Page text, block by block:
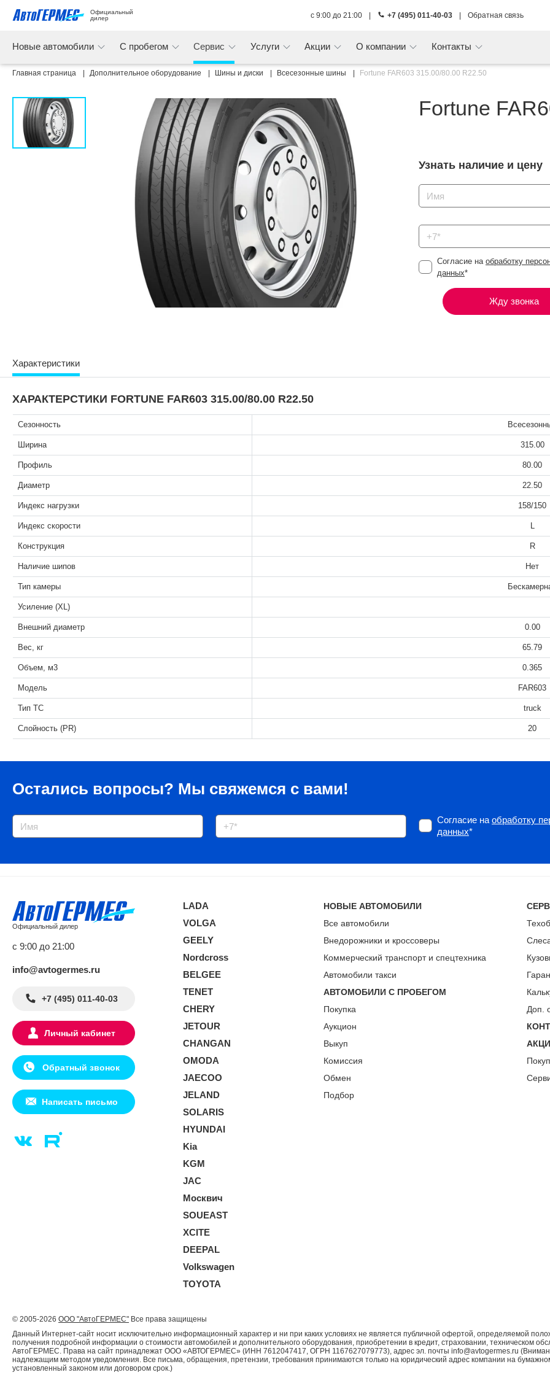
Официальный
дилер
с 9:00 до 21:00 +7 (495) 011-40-03 Обратная связь
Новые автомобили С пробегом Сервис Услуги Акции О компании Контакты
Главная страница Дополнительное оборудование Шины и диски Всесезонные шины Fortune FAR603 315.00/80.00 R22.50
Fortune
Узнать наличие и цену
Согласие на обработку
данных*
Жду звонка
Характеристики
ХАРАКТЕРСТИКИ FORTUNE FAR603 315.00/80.00 R22.50
Сезонность
Ширина 315.00
Профиль 80.00
Диаметр 22.50
Индекс нагрузки 158/150
Индекс скорости L
Конструкция R
Наличие шипов Нет
Тип камеры
Усиление (XL)
Внешний диаметр 0.00
Вес, кг 65.79
Объем, м3 0.365
Модель FAR603
Тип ТС truck
Слойность (PR) 20
Остались вопросы? Мы свяжемся с вами!
Согласие на обработку
данных*
Официальный дилер
с 9:00 до 21:00
info@avtogermes.ru
+7 (495) 011-40-03
Личный кабинет
Обратный звонок
Написать письмо
LADA
VOLGA
GEELY
Nordcross
BELGEE
TENET
CHERY
JETOUR
CHANGAN
OMODA
JAECOO
JELAND
SOLARIS
HYUNDAI
Kia
KGM
JAC
Москвич
SOUEAST
XCITE
DEEPAL
Volkswagen
TOYOTA
НОВЫЕ АВТОМОБИЛИ
Все автомобили
Внедорожники и кроссоверы
Коммерческий транспорт и спецтехника
Автомобили такси
АВТОМОБИЛИ С ПРОБЕГОМ
Покупка
Аукцион
Выкуп
Комиссия
Обмен
Подбор
Доп.
© 2005-2026 ООО "АвтоГЕРМЕС" Все права защищены
Данный Интернет-сайт носит исключительно информационный характер и ни при каких условиях не является публичной офертой, определяемой
получения подробной информации о стоимости автомобилей и дополнительного оборудования, приобретении в кредит, страховании, техническом
АвтоГЕРМЕС. Права на сайт принадлежат ООО «АВТОГЕРМЕС» (ИНН 7612047417, ОГРН 1167627079773), адрес эл. почты info@avtogermes.ru
надлежащим методом уведомления. Все письма, обращения, претензии, требования принимаются только на юридический адрес компании на
установленный законом или договором срок.)